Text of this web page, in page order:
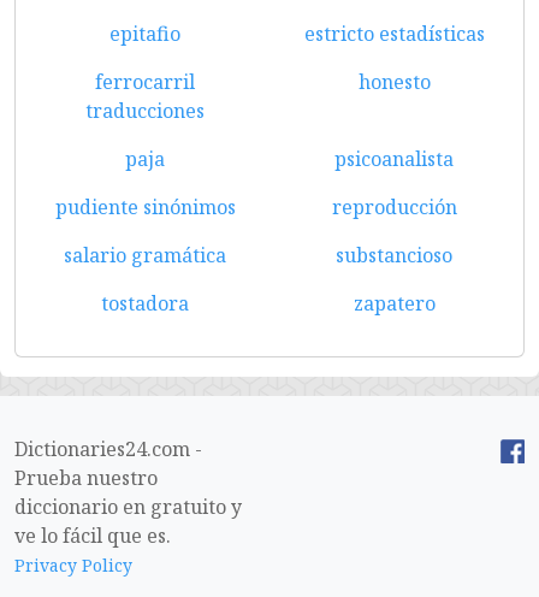
epitafio
estricto estadísticas
ferrocarril
traducciones
honesto
paja
psicoanalista
pudiente sinónimos
reproducción
salario gramática
substancioso
tostadora
zapatero
Dictionaries24.com -
Prueba nuestro
diccionario en gratuito y
ve lo fácil que es.
Privacy Policy